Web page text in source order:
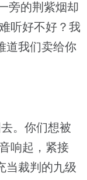
旁的荆紫烟却
听好不好？我
道我们卖给你
。你们想被
响起，紧接
当裁判的九级